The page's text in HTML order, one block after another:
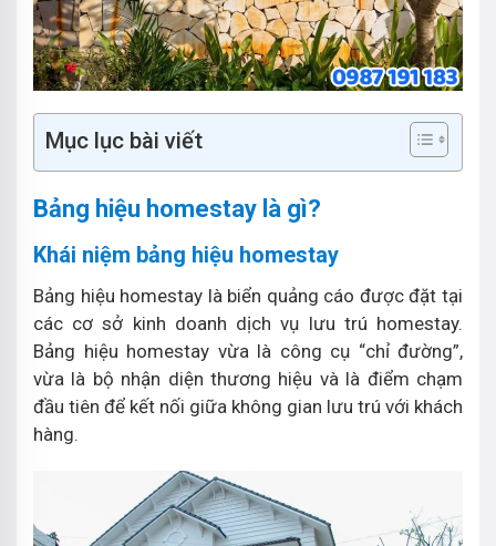
Mục lục bài viết
Bảng hiệu homestay là gì?
Khái niệm bảng hiệu homestay
Bảng hiệu homestay là biển quảng cáo được đặt tại
các cơ sở kinh doanh dịch vụ lưu trú homestay.
Bảng hiệu homestay vừa là công cụ “chỉ đường”,
vừa là bộ nhận diện thương hiệu và là điểm chạm
đầu tiên để kết nối giữa không gian lưu trú với khách
hàng.